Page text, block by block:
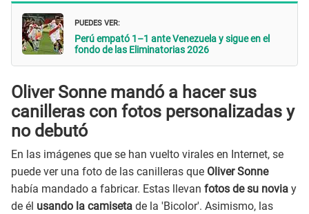
PUEDES VER:
Perú empató 1–1 ante Venezuela y sigue en el
fondo de las Eliminatorias 2026
Oliver Sonne mandó a hacer sus
canilleras con fotos personalizadas y
no debutó
En las imágenes que se han vuelto virales en Internet, se
puede ver una foto de las canilleras que Oliver Sonne
había mandado a fabricar. Estas llevan fotos de su novia y
de él usando la camiseta de la 'Bicolor'. Asimismo, las